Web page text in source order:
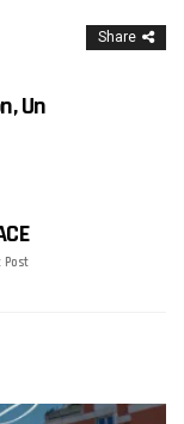
Share
Un
Post